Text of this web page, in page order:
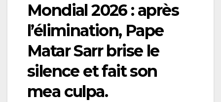
Mondial 2026 : après
l’élimination, Pape
Matar Sarr brise le
silence et fait son
mea culpa.